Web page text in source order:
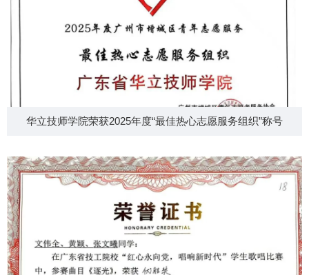
华立技师学院荣获2025年度“最佳热心志愿服务组织”称号